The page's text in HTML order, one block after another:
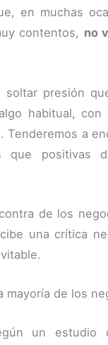
en muchas
contentos, no
presión
habitual,
Tenderemos a
que positivas
de los
una crítica
mayoría de los
un estudio